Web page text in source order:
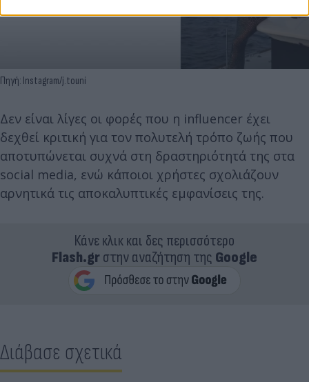
Πηγή: Instagram/j.touni
Δεν είναι λίγες οι φορές που η influencer έχει
δεχθεί κριτική για τον πολυτελή τρόπο ζωής που
αποτυπώνεται συχνά στη δραστηριότητά της στα
social media, ενώ κάποιοι χρήστες σχολιάζουν
αρνητικά τις αποκαλυπτικές εμφανίσεις της.
Κάνε κλικ και δες περισσότερο
Flash.grστην αναζήτηση της Google
Διάβασε σχετικά